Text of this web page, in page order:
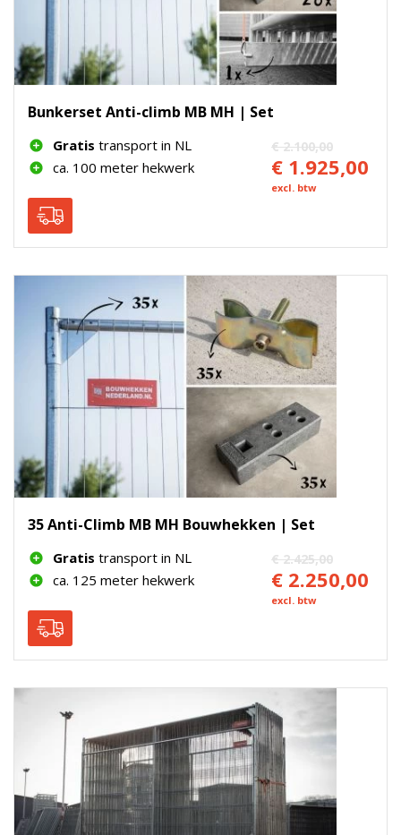
Bunkerset Anti-climb MB MH | Set
€ 2.100,00
€ 1.925,00
excl. btw
Gratis transport in NL
ca. 100 meter hekwerk
35 Anti-Climb MB MH Bouwhekken | Set
€ 2.425,00
€ 2.250,00
excl. btw
Gratis transport in NL
ca. 125 meter hekwerk